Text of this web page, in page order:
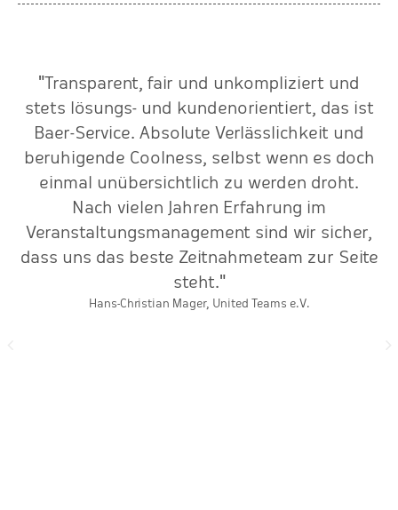
"Transparent, fair und unkompliziert und
stets lösungs- und kundenorientiert, das ist
Baer-Service. Absolute Verlässlichkeit und
beruhigende Coolness, selbst wenn es doch
einmal unübersichtlich zu werden droht.
Nach vielen Jahren Erfahrung im
Veranstaltungsmanagement sind wir sicher,
dass uns das beste Zeitnahmeteam zur Seite
steht."
Hans-Christian Mager, United Teams e.V.